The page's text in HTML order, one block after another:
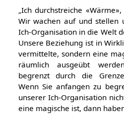
„Ich durchstreiche
Wir wachen auf und stellen
Ich-Organisation in die Welt
Unsere Beziehung ist in
vermittelte, sondern eine
räumlich ausgeübt
begrenzt durch die
Wenn Sie anfangen zu
unserer Ich-Organisation
eine magische ist, dann